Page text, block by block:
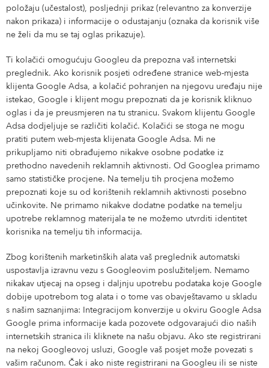
položaju (učestalost), posljednji prikaz (relevantno za konverzije
nakon prikaza) i informacije o odustajanju (oznaka da korisnik više
ne želi da mu se taj oglas prikazuje).
Ti kolačići omogućuju Googleu da prepozna vaš internetski
preglednik. Ako korisnik posjeti određene stranice web-mjesta
klijenta Google Adsa, a kolačić pohranjen na njegovu uređaju nije
istekao, Google i klijent mogu prepoznati da je korisnik kliknuo
oglas i da je preusmjeren na tu stranicu. Svakom klijentu Google
Adsa dodjeljuje se različiti kolačić. Kolačići se stoga ne mogu
pratiti putem web-mjesta klijenata Google Adsa. Mi ne
prikupljamo niti obrađujemo nikakve osobne podatke iz
prethodno navedenih reklamnih aktivnosti. Od Googlea primamo
samo statističke procjene. Na temelju tih procjena možemo
prepoznati koje su od korištenih reklamnih aktivnosti posebno
učinkovite. Ne primamo nikakve dodatne podatke na temelju
upotrebe reklamnog materijala te ne možemo utvrditi identitet
korisnika na temelju tih informacija.
Zbog korištenih marketinških alata vaš preglednik automatski
uspostavlja izravnu vezu s Googleovim poslužiteljem. Nemamo
nikakav utjecaj na opseg i daljnju upotrebu podataka koje Google
dobije upotrebom tog alata i o tome vas obavještavamo u skladu
s našim saznanjima: Integracijom konverzije u okviru Google Adsa
Google prima informacije kada pozovete odgovarajući dio naših
internetskih stranica ili kliknete na našu objavu. Ako ste registrirani
na nekoj Googleovoj usluzi, Google vaš posjet može povezati s
vašim računom. Čak i ako niste registrirani na Googleu ili se niste